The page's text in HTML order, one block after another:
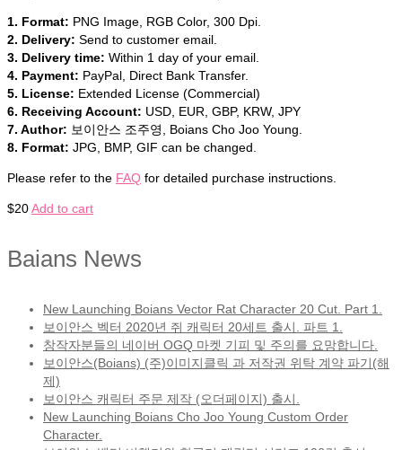
1. Format: PNG Image, RGB Color, 300 Dpi.
2. Delivery: Send to customer email.
3. Delivery time: Within 1 day of your email.
4. Payment: PayPal, Direct Bank Transfer.
5. License: Extended License (Commercial)
6. Receiving Account: USD, EUR, GBP, KRW, JPY
7. Author: 보이안스 조주영, Boians Cho Joo Young.
8. Format: JPG, BMP, GIF can be changed.
Please refer to the FAQ for detailed purchase instructions.
$20Add to cart
Baians News
New Launching Boians Vector Rat Character 20 Cut. Part 1.
보이안스 벡터 2020년 쥐 캐릭터 20세트 출시. 파트 1.
창작자분들의 네이버 OGQ 마켓 기피 및 주의를 요망합니다.
보이안스(Boians) (주)이미지클릭 과 저작권 위탁 계약 파기(해
제)
보이안스 캐릭터 주문 제작 (오더페이지) 출시.
New Launching Boians Cho Joo Young Custom Order
Character.